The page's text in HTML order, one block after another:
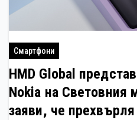
Смартфони
HMD Global
Nokia на Световния
заяви, че прехвърля